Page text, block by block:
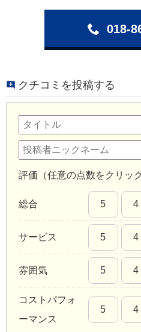
018-
クチコミを投稿する
評価（任意の点数をクリック
総合 5 4
サービス 5 4
雰囲気 5 4
コストパフォ
ーマンス
5 4